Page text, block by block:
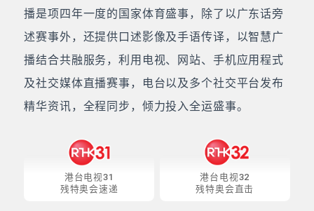
播是项四年一度的国家体育盛事，除了以广东话旁
述赛事外，还提供口述影像及手语传译，以智慧广
播结合共融服务，利用电视、网站、手机应用程式
及社交媒体直播赛事，电台以及多个社交平台发布
精华资讯，全程同步，倾力投入全运盛事。
港台电视31
残特奥会速递
港台电视32
残特奥会直击